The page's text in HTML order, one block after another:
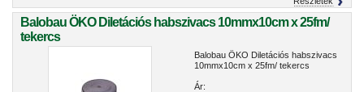
Balobau ÖKO Diletációs habszivacs 10mmx10cm x 25fm/
tekercs
Balobau ÖKO Diletációs habszivacs
10mmx10cm x 25fm/ tekercs
Ár: